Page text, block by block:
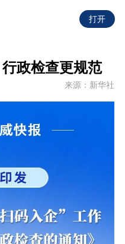
打开
政检查更规范
来源：新华社